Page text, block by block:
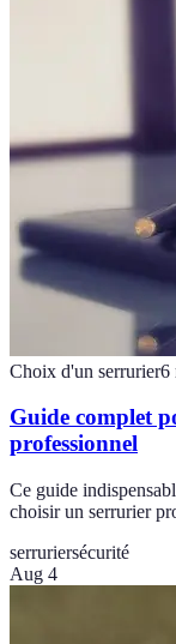
Choix d'un serrurier6
Guide complet
professionnel
Ce guide
choisir un serrurier
serruriersécurité
Aug 4